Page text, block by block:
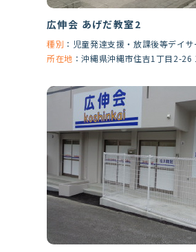
広伸会 あげだ教室2
種別 ： 児童発達支援・放課後等デイサ
所在地 ：沖縄県沖縄市住吉1丁目2-26